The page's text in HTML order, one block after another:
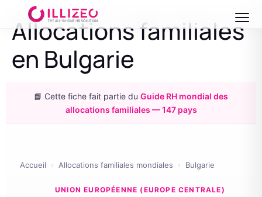
Allocations familiales
en Bulgarie
📘 Cette fiche fait partie du Guide RH mondial des
allocations familiales — 147 pays
Accueil › Allocations familiales mondiales › Bulgarie
UNION EUROPÉENNE (EUROPE CENTRALE)